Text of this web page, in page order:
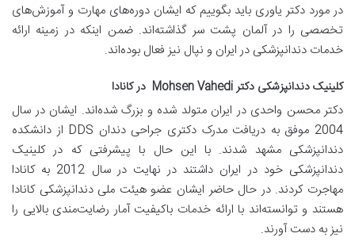
در مورد دکتر یاوری باید بگوییم که ایشان دوره‌های مهارت و آموزش‌های
تخصصی را در آلمان پشت سر گذاشته‌اند. ضمن اینکه در زمینه ارائه
خدمات دندانپزشکی در ایران و نپال نیز فعال بوده‌اند.
کلینیک دندانپزشکی دکترMohsen Vahedi در کانادا
دکتر محسن واحدی در ایران متولد شده و بزرگ شده‌اند. ایشان در سال
2004 موفق به دریافت مدرک دکتری جراحی دندان DDS از دانشکده
دندانپزشکی مشهد شدند. با این حال با پیشرفتی که در کلینیک
دندانپزشکی خود در ایران داشتند در نهایت در سال 2012 به کانادا
مهاجرت کردند. در حال حاضر ایشان عضو هیئت ملی دندانپزشکی کانادا
هستند و توانسته‌اند با ارائه خدمات باکیفیت آمار رضایت‌مندی بالایی را
نیز به دست آورند.